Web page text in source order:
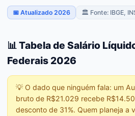
📅 Atualizado 2026 🏛️ Fonte: IBGE,
📊 Tabela de Salário
Federais 2026
💡 O dado que ninguém fala: um
bruto de R$21.029 recebe
desconto de 31%. Quem planeja a